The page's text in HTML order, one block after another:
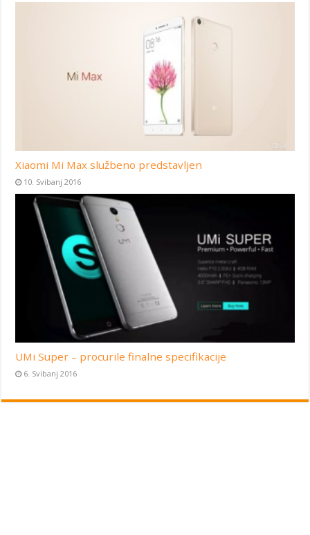
Xiaomi Mi Max službeno predstavljen
10. Svibanj 2016
UMi Super – procurile finalne specifikacije
6. Svibanj 2016